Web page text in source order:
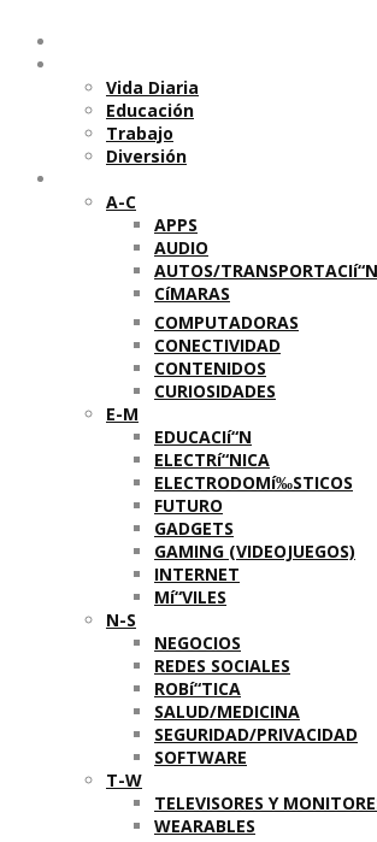
Vida Diaria
Educación
Trabajo
Diversión
A-C
APPS
AUDIO
AUTOS/TRANSPORTACIí“N
CíMARAS
COMPUTADORAS
CONECTIVIDAD
CONTENIDOS
CURIOSIDADES
E-M
EDUCACIí“N
ELECTRí“NICA
ELECTRODOMí‰STICOS
FUTURO
GADGETS
GAMING (VIDEOJUEGOS)
INTERNET
Mí“VILES
N-S
NEGOCIOS
REDES SOCIALES
ROBí“TICA
SALUD/MEDICINA
SEGURIDAD/PRIVACIDAD
SOFTWARE
T-W
TELEVISORES Y
WEARABLES